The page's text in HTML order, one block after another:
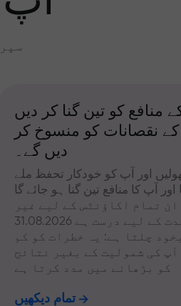
منافع کو تین گنا کر دیں
نقصانات کو منسوخ کر
دیں گے۔
اور آپ کو خودکار تحفظ ملے
اور آپ کا منافع تین گنا ہو جائے گا
ان تمام اکاؤنٹس کے لیے غیر
چلتا ہے: یہ خطرات کو کم
آپ کی شمولیت کے بغیر نتائج
کو بڑھانے میں مدد کرتا ہے
تمام دیکھیں